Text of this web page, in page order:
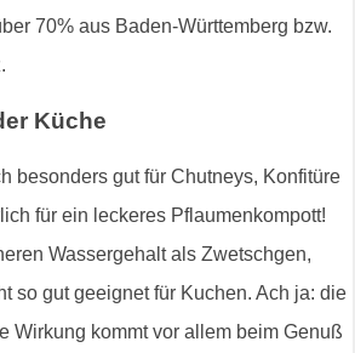
70% aus Baden-Württemberg bzw.
Küche
besonders gut für Chutneys, Konfitüre
für ein leckeres Pflaumenkompott!
Wassergehalt als Zwetschgen,
so gut geeignet für Kuchen. Ach ja: die
Wirkung kommt vor allem beim Genuß